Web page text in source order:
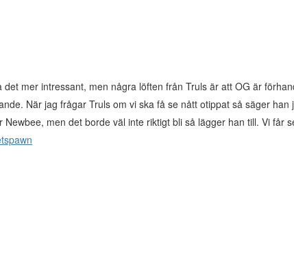
mer intressant, men några löften från Truls är att OG är
När jag frågar Truls om vi ska få se nått otippat så säger han
men det borde väl inte riktigt bli så lägger han till. Vi får